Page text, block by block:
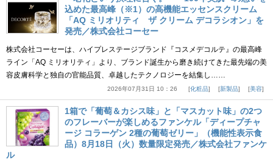
込めた最高峰（※1）の高機能エッセンスクリーム
「AQ ミリオリティ ザ クリーム デコラシオン」を
発売／株式会社コーセー
株式会社コーセーは、ハイプレステージブランド『コスメデコルテ』の最高峰
ライン「AQ ミリオリティ」より、ブランド誕生から磨き続けてきた最先端の美
容皮膚科学と独自の官能品質、卓越したテクノロジーを結集し……
2026年07月31日 10：26 化粧品 新製品 美容
1箱で「葡萄＆カシス味」と「マスカット味」の2つ
のフレーバーが楽しめるファンケル「ディープチャ
ージ コラーゲン 2種の葡萄ゼリー」（機能性表示食
品）8月18日（火）数量限定発売／株式会社ファンケ
ル